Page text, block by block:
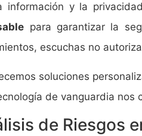
información y la
para garantizar la
escuchas no
soluciones
de vanguardia nos
de Riesgos